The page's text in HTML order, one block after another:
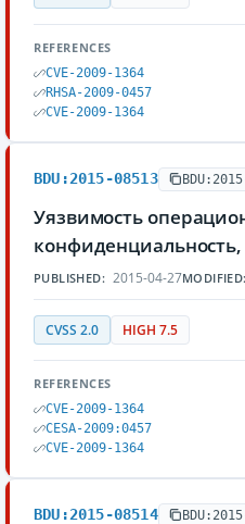
REFERENCES
CVE-2009-1364
RHSA-2009-0457
CVE-2009-1364
BDU:2015-08513
Уязвимость
PUBLISHED: 2015-04-27MODIFIED:
CVSS 2.0 HIGH 7.5
REFERENCES
CVE-2009-1364
CESA-2009:0457
CVE-2009-1364
BDU:2015-08514